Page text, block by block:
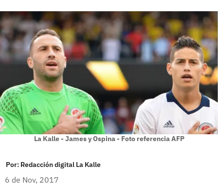
La Kalle - James y Ospina - Foto referencia AFP
Por: Redacción digital La Kalle
6 de Nov, 2017